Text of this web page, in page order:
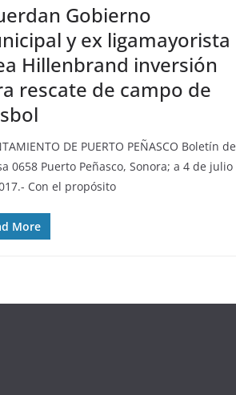
Gobierno
y ex ligamayorista
Hillenbrand inversión
rescate de campo de
DE PUERTO PEÑASCO Boletín de
0658 Puerto Peñasco, Sonora; a 4 de julio
Con el propósito
More